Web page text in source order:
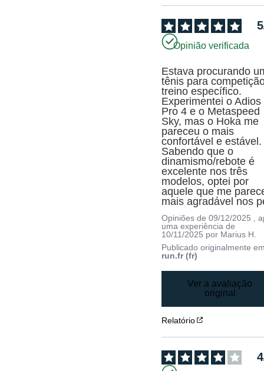
5
Opinião verificada
Estava procurando
tênis para
treino específico.
Experimentei o Adios
Pro 4 e o Metaspeed
Sky, mas o Hoka me
pareceu o mais
confortável e estável.
Sabendo que o
dinamismo/rebote é
excelente nos três
modelos, optei por
aquele que me
mais agradável nos
Opiniões de09/12/2025
,
uma experiência de
10/11/2025 por Marius H.
Publicado originalmente
run.fr (fr)
Ver a avaliação
original
Relatório
4